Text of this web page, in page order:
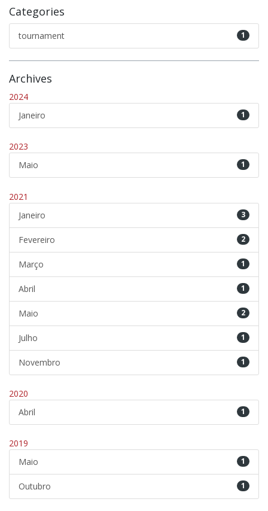
Categories
1
tournament
Archives
2024
1
Janeiro
2023
1
Maio
2021
3
Janeiro
2
Fevereiro
1
Março
1
Abril
2
Maio
1
Julho
1
Novembro
2020
1
Abril
2019
1
Maio
1
Outubro